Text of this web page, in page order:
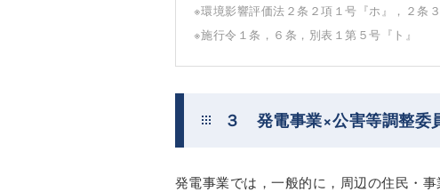
※環境影響評価法２条２項１号『ホ』，２条
※施行令１条，６条，別表１第５号『ト』
３ 発電事業×公害等調整委
発電事業では，一般的に，周辺の住民・